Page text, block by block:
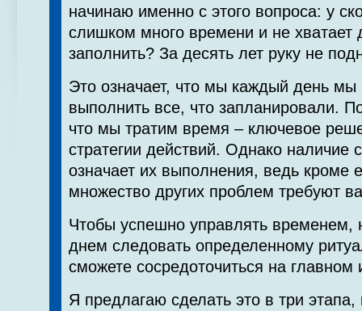
начинаю именно с этого вопроса: у
слишком много времени и не хватает
заполнить? За десять лет руку не
Это означает, что мы каждый день мы
выполнить все, что запланировали.
что мы тратим время – ключевое
стратегии действий. Однако наличие
означает их выполнения, ведь кроме
множество других проблем требуют
Чтобы успешно управлять временем,
днем следовать определенному
сможете сосредоточиться на главном
Я предлагаю сделать это в три этапа,